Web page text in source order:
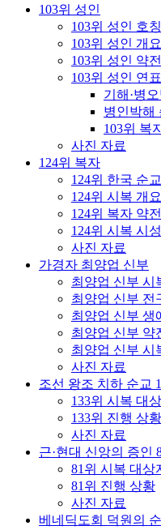
103위 성인
103위 성인 호
103위 성인 개요
103위 성인 약전
103위 성인 연표
기해·병
병인박해
103위 복
사진 자료
124위 복자
124위 한국 순
124위 시복 개요
124위 복자 약전
124위 시복 시
사진 자료
가경자 최양업 신부
최양업 신부 시
최양업 신부 전
최양업 신부 생
최양업 신부 약
최양업 신부 시
사진 자료
조선 왕조 치하 순교
133위 시복 대
133위 진행 상황
사진 자료
근·현대 신앙의 증인
81위 시복 대상
81위 진행 상황
사진 자료
베네딕도회 덕원의